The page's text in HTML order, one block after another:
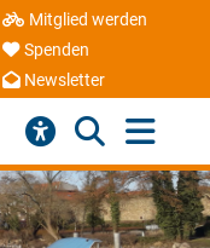
Mitglied werden
Spenden
Newsletter